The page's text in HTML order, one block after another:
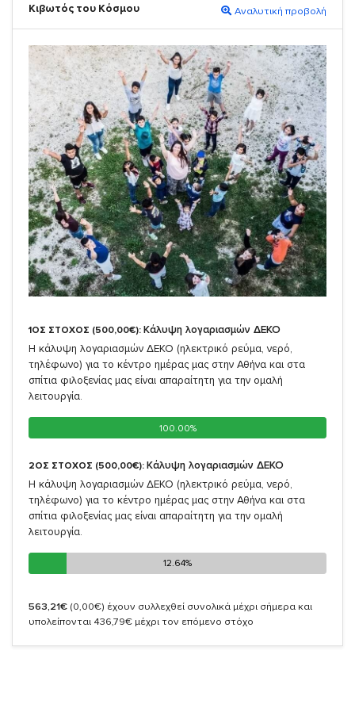
Κιβωτός του Κόσμου Αναλυτική προβολή
1ΟΣ ΣΤΟΧΟΣ (500,00€): Κάλυψη λογαριασμών ΔΕΚΟ
Η κάλυψη λογαριασμών ΔΕΚΟ (ηλεκτρικό ρεύμα, νερό,
τηλέφωνο) για το κέντρο ημέρας μας στην Αθήνα και στα
σπίτια φιλοξενίας μας είναι απαραίτητη για την ομαλή
λειτουργία.
100.00%
100.00%
2ΟΣ ΣΤΟΧΟΣ (500,00€): Κάλυψη λογαριασμών ΔΕΚΟ
Η κάλυψη λογαριασμών ΔΕΚΟ (ηλεκτρικό ρεύμα, νερό,
τηλέφωνο) για το κέντρο ημέρας μας στην Αθήνα και στα
σπίτια φιλοξενίας μας είναι απαραίτητη για την ομαλή
λειτουργία.
12.64%
12.64%
563,21€ (0,00€) έχουν συλλεχθεί συνολικά μέχρι σήμερα και
υπολείπονται 436,79€ μέχρι τον επόμενο στόχο